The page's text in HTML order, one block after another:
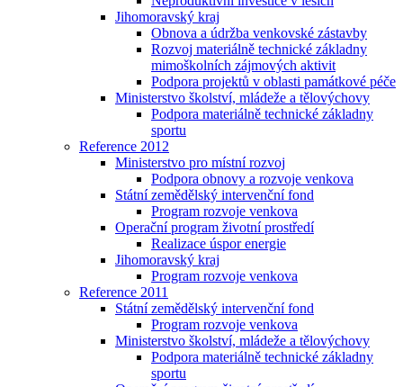
Jihomoravský kraj
Obnova a údržba venkovské zástavby
Rozvoj materiálně technické základny
mimoškolních zájmových aktivit
Podpora projektů v oblasti památkové péče
Ministerstvo školství, mládeže a tělovýchovy
Podpora materiálně technické základny
sportu
Reference 2012
Ministerstvo pro místní rozvoj
Podpora obnovy a rozvoje venkova
Státní zemědělský intervenční fond
Program rozvoje venkova
Operační program životní prostředí
Realizace úspor energie
Jihomoravský kraj
Program rozvoje venkova
Reference 2011
Státní zemědělský intervenční fond
Program rozvoje venkova
Ministerstvo školství, mládeže a tělovýchovy
Podpora materiálně technické základny
sportu